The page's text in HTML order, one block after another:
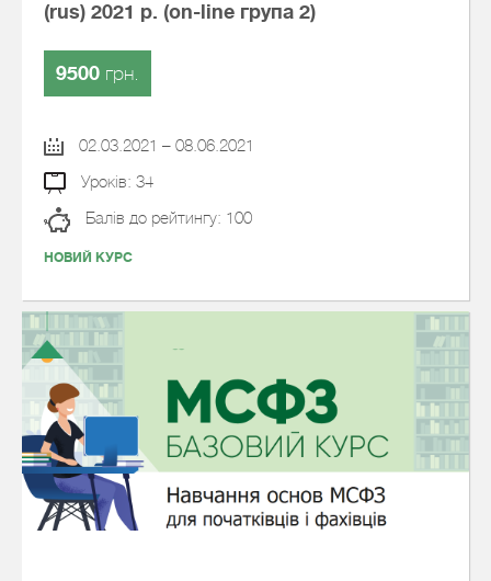
(rus) 2021 р. (on-line група 2)
9500 грн.
02.03.2021 – 08.06.2021
Уроків: 34
Балів до рейтингу: 100
НОВИЙ КУРС